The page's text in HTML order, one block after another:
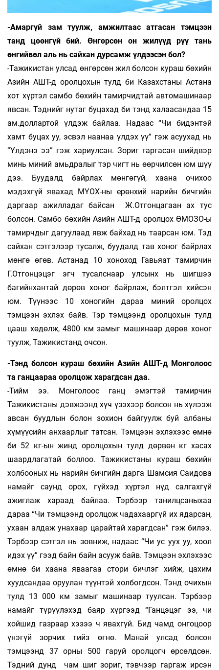
-Амаргүй зам туулж, амжилтаас атгасан тэмцээн
танд цөөнгүй бий. Өнгөрсөн он жилүүд рүү тань
өнгийвөл аль нь сайхан дурсамж үлдээсэн бол?
-Тажикистан улсад өнгөрсөн жил болсон ку­раш бөхийн
Азийн АШТ-д оролцохын тулд би Ка­­захстаны Астана
хот хүртэл самбо бө­хийн та­мир­­чидтай автомашинаар
явсан. Тэд­нийг ну­таг буцахад би тэнд халаасандаа 15
ам.дол­лар­той үлдэж бай­лаа. Надаас “Чи бидэнтэй
хамт бу­­цах уу, эс­вэл наанаа үлдэх үү” гэж асуухад нь
“Үлдэнэ ээ” гэж хариулсан. Зориг гаргасан шийд­­вэр
ми­­нь миний амьдралыг тэр чигт нь өөр­чилсөн юм шүү
дээ. Буудалд байрлах мөн­гө­­гүй, хаана очи­хоо
мэдэхгүй явахад МҮОХ-ны ерөн­­хий на­рийн бичгийн
даргаар ажилладаг бай­сан Ж.От­гон­цагаан ах тус
болсон. Самбо бө­­­хийн Азийн АШТ-д оролцох ӨМОЗО-ы
та­мирч­­дыг дагуулаад явж байхад нь таарсан юм. Тэд
сайхан сэтгэлээр тусалж, буудалд тав хоног байр­­лах
мөнгө өгөв. Астанад 10 хоноход Гавь­яат тамирчин
Г.Отгонцэцэг эгч тусалснаар ул­­­сынх нь шигшээ
багийнхантай дөрөв хоног байр­­лаж, бэлтгэл хийсэн
юм. Түүнээс 10 хоно­гийн да­раа миний оролцох
тэмцээн эхлэх байв. Тэр тэм­цээнд оролцохын тулд
цааш хөдөлж, 4800 км замыг машинаар дөрөв хоног
туулж, Та­­жи­кис­­танд очсон.
-Тэнд болсон кураш бөхийн Азийн АШТ-д Монголоос
та ганцаараа оролцож ха­рагд­сан даа.
-Тийм ээ. Монголоос ганц эмэгтэй тамир­чин
Тажикистаны дэвжээнд хүч үзэхээр бол­сон нь хүлээж
авсан буудлын болон зохион бай­гуулж буй албаны
хүмүүсийн анхаар­лыг тат­сан. Тэмцээн эхлэхээс өмнө
би 52 кг-ын жинд оролцохын тулд дөрвөн кг хасах
шаард­ла­га­тай боллоо. Тажикистаны кураш бөхийн
хол­­бооных нь нарийн бичгийн дарга Шамсия Саидова
намайг саунд орох, гүйхэд хүртэл нүд сал­гахгүй
ажиглаж хараад байлаа. Тэрбээр та­нилц­­саныхаа
дараа “Чи тэмцээнд оролцож ча­­да­хааргүй их ядарсан,
ухаан алдаж унахаар ца­райтай харагдсан” гэж билээ.
Тэрбээр сэтгэл нь зовниж, надаас “Чи ус уух уу, хоол
идэх үү” гээд байн байн асууж байв. Тэмцээн эхлэхээс
өм­нө би хаана яваагаа стори бичлэг хийж, ца­хим
хуудсандаа оруулан түүнтэй холбогдсон. Тэнд очихын
тулд 13 000 км замыг машинаар туул­сан. Тэрбээр
намайг түрүүлэхэд баяр хүр­гээд “Ганцэцэг ээ, чи
хойшид газраар хэзээ ч явах­­гүй. Бид чамд онгоцоор
үнэгүй зорчих тийз өг­нө. Манай улсад болсон
тэмцээнд 37 орны 500 гаруй оролцогч өрсөлдсөн.
Тэдний дунд чам шиг зориг, тэвчээр гаргаж ирсэн